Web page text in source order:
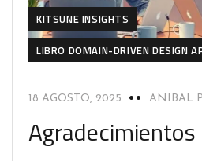
KITSUNE INSIGHTS
LIBRO DOMAIN-DRIVEN DESIGN
18 AGOSTO, 2025 ANIBAL
Agradecimientos